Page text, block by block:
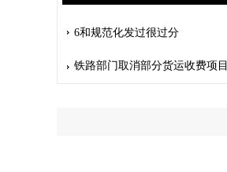
6和规范化发过很过分
铁路部门取消部分货运收费项目